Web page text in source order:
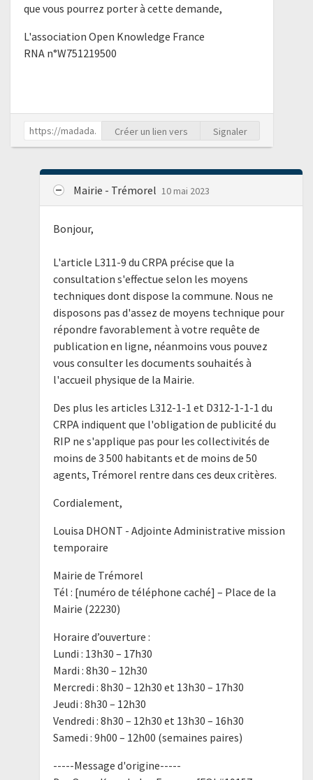
que vous pourrez porter à cette demande,
L'association Open Knowledge France
RNA n°W751219500
Créer un lien vers Signaler
Mairie - Trémorel 10 mai 2023
Bonjour,
L'article L311-9 du CRPA précise que la
consultation s'effectue selon les moyens
techniques dont dispose la commune. Nous ne
disposons pas d'assez de moyens technique pour
répondre favorablement à votre requête de
publication en ligne, néanmoins vous pouvez
vous consulter les documents souhaités à
l'accueil physique de la Mairie.
Des plus les articles L312-1-1 et D312-1-1-1 du
CRPA indiquent que l'obligation de publicité du
RIP ne s'applique pas pour les collectivités de
moins de 3 500 habitants et de moins de 50
agents, Trémorel rentre dans ces deux critères.
Cordialement,
Louisa DHONT - Adjointe Administrative mission
temporaire
Mairie de Trémorel
Tél : [numéro de téléphone caché] – Place de la
Mairie (22230)
Horaire d’ouverture :
Lundi : 13h30 – 17h30
Mardi : 8h30 – 12h30
Mercredi : 8h30 – 12h30 et 13h30 – 17h30
Jeudi : 8h30 – 12h30
Vendredi : 8h30 – 12h30 et 13h30 – 16h30
Samedi : 9h00 – 12h00 (semaines paires)
-----Message d'origine-----